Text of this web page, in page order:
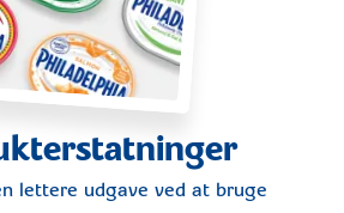
lettere udgave ved at bruge